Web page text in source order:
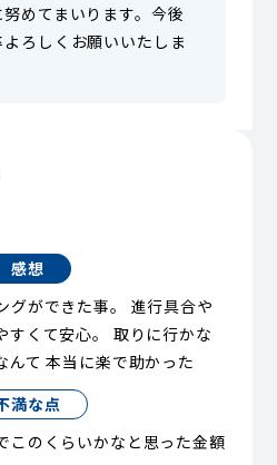
めてまいります。今後
ろしくお願いいたしま
感想
グができた事。 進行具合や
すくて安心。 取りに行かな
んて 本当に楽で助かった
満な点
このくらいかなと思った金額